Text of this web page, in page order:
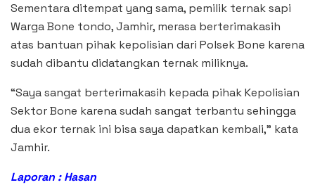
Sementara ditempat yang sama, pemilik ternak sapi
Warga Bone tondo, Jamhir, merasa berterimakasih
atas bantuan pihak kepolisian dari Polsek Bone karena
sudah dibantu didatangkan ternak miliknya.
“Saya sangat berterimakasih kepada pihak Kepolisian
Sektor Bone karena sudah sangat terbantu sehingga
dua ekor ternak ini bisa saya dapatkan kembali,” kata
Jamhir.
Laporan : Hasan